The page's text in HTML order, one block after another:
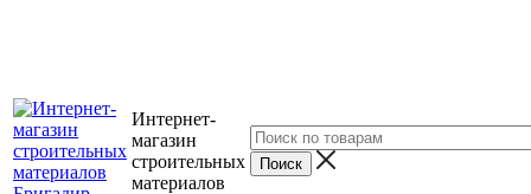
Интернет-
магазин
строительных
материалов